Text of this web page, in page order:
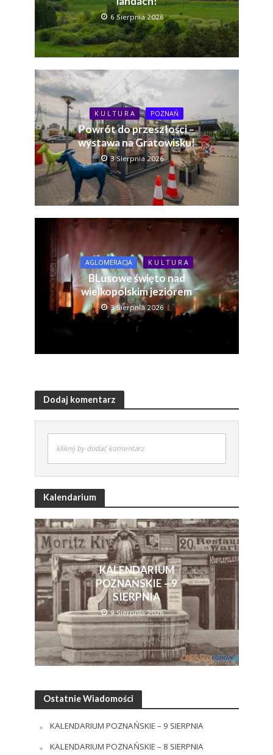
6 Sierpnia 2026
K U L T U R A POZNAŃ
Powrót do przeszłości –
wystawa na Gratowisku!
3 Sierpnia 2026
AGLOMERACJA K U L T U R A
BLusowe święto nad
wielkopolskim jeziorem
3 Sierpnia 2026
Dodaj komentarz
kliknij by dodać komentarz
Kalendarium
KALENDARIUM
POZNAŃSKIE – 9
SIERPNIA
9 Sierpnia 2026
Ostatnie Wiadomości
KALENDARIUM POZNAŃSKIE – 9 SIERPNIA
KALENDARIUM POZNAŃSKIE – 8 SIERPNIA